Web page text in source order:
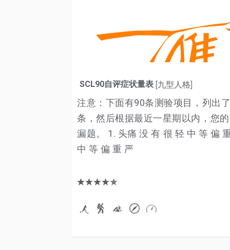
SCL90自评症状量表 [九型人格]
注意：下面有90条测验项目，列出
条，然后根据最近一星期以内，您
漏题。 1. 头痛 没 有 很 轻 中 等 偏
中 等 偏 重 严